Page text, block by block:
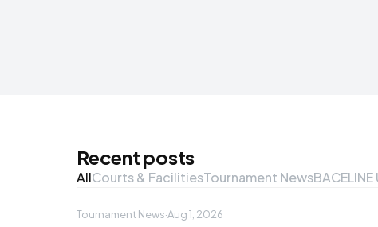
Recent posts
AllCourts & FacilitiesTournament News
Tournament News·Aug 1, 2026